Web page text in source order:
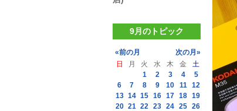
9月のトピック
«前の月
次の月»
日
月 火 水 木 金
土
1
2 3 4
5
6
7 8 9 10 11
12
13 14 15 16 17 18 19
20 21 22 23 24 25 26